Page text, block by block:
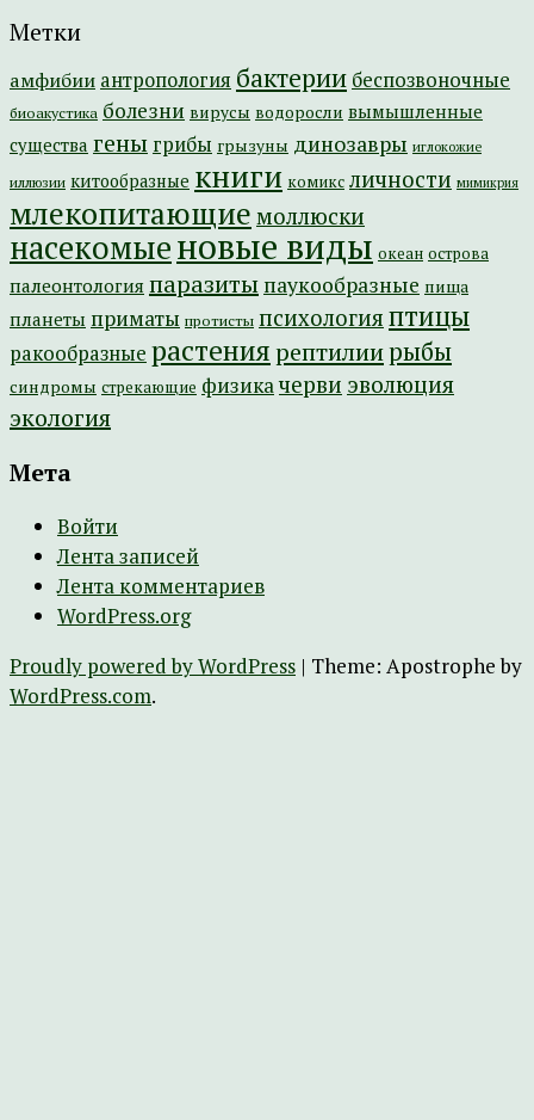
Метки
амфибии антропология бактерии беспозвоночные
биоакустика болезни вирусы водоросли вымышленные
существа гены грибы грызуны динозавры иглокожие
иллюзии китообразные книги комикс личности мимикрия
млекопитающие моллюски
насекомыеновые виды океан острова
палеонтология паразиты паукообразные пища
планеты приматы протисты психология птицы
ракообразные растениярептилиирыбы
синдромы стрекающие физикачерви эволюция
экология
Мета
Войти
Лента записей
Лента комментариев
WordPress.org
Proudly powered by WordPress | Theme: Apostrophe by
WordPress.com.